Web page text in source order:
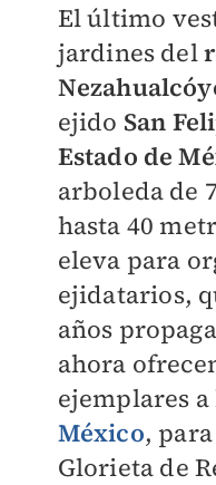
El último
jardines del
ejido San
Estado de
arboleda de
hasta 40
eleva para
ejidatarios,
años
ahora
ejemplares a
México,
Glorieta de